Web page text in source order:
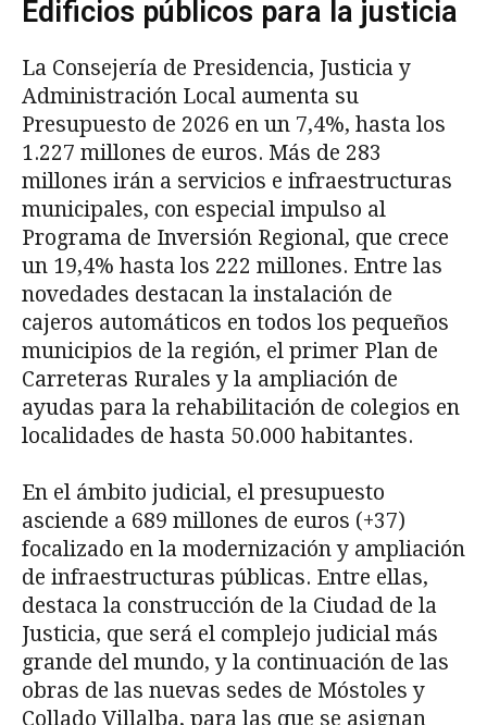
Edificios públicos para la justicia
La Consejería de Presidencia, Justicia y
Administración Local aumenta su
Presupuesto de 2026 en un 7,4%, hasta los
1.227 millones de euros. Más de 283
millones irán a servicios e infraestructuras
municipales, con especial impulso al
Programa de Inversión Regional, que crece
un 19,4% hasta los 222 millones. Entre las
novedades destacan la instalación de
cajeros automáticos en todos los pequeños
municipios de la región, el primer Plan de
Carreteras Rurales y la ampliación de
ayudas para la rehabilitación de colegios en
localidades de hasta 50.000 habitantes.
En el ámbito judicial, el presupuesto
asciende a 689 millones de euros (+37)
focalizado en la modernización y ampliación
de infraestructuras públicas. Entre ellas,
destaca la construcción de la Ciudad de la
Justicia, que será el complejo judicial más
grande del mundo, y la continuación de las
obras de las nuevas sedes de Móstoles y
Collado Villalba, para las que se asignan